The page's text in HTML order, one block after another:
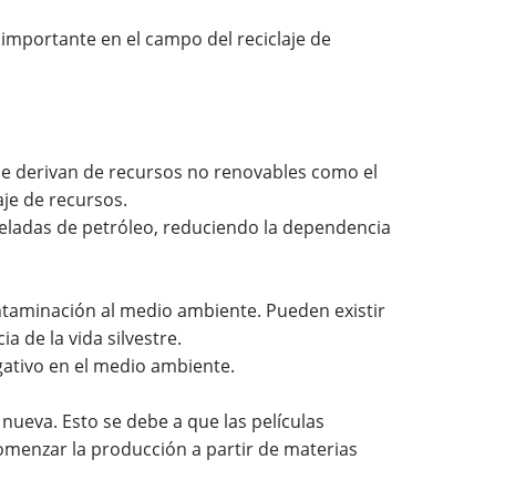
en el campo del reciclaje de
derivan de recursos no renovables como el
de recursos.
de petróleo, reduciendo la dependencia
al medio ambiente. Pueden existir
de la vida silvestre.
en el medio ambiente.
Esto se debe a que las películas
la producción a partir de materias